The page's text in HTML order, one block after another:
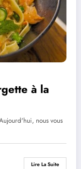
à la
nous vous
Lire La Suite